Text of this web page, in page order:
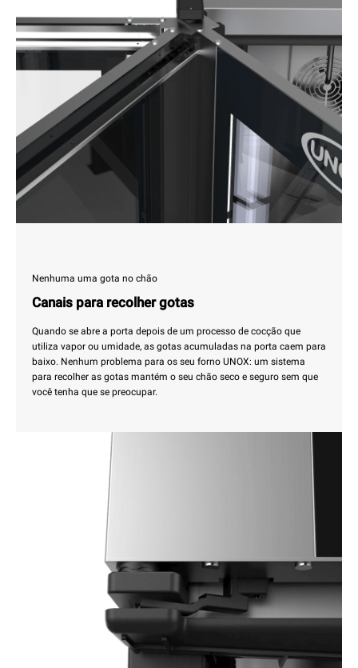
Nenhuma uma gota no chão
Canais para recolher gotas
Quando se abre a porta depois de um processo de cocção que
utiliza vapor ou umidade, as gotas acumuladas na porta caem para
baixo. Nenhum problema para os seu forno UNOX: um sistema
para recolher as gotas mantém o seu chão seco e seguro sem que
você tenha que se preocupar.